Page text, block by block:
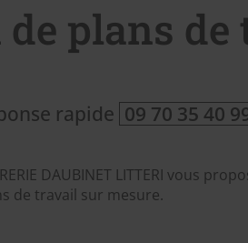
plans
rapide 09 70 35 40
DAUBINET LITTERI vous
de travail sur mesure.